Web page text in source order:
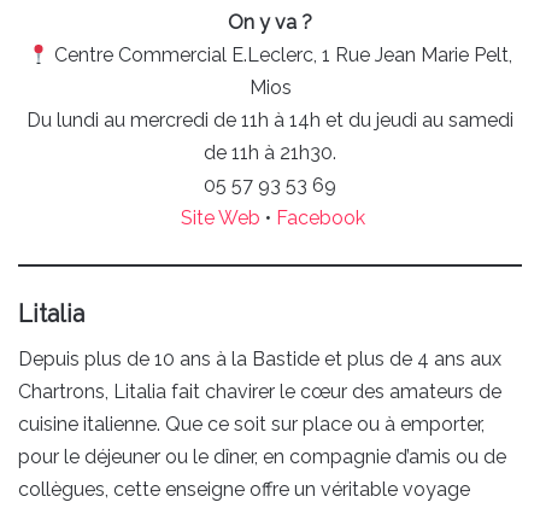
On y va ?
Centre Commercial E.Leclerc, 1 Rue Jean Marie Pelt,
Mios
Du lundi au mercredi de 11h à 14h et du jeudi au samedi
de 11h à 21h30.
05 57 93 53 69
Site Web • Facebook
Litalia
Depuis plus de 10 ans à la Bastide et plus de 4 ans aux
Chartrons, Litalia fait chavirer le cœur des amateurs de
cuisine italienne. Que ce soit sur place ou à emporter,
pour le déjeuner ou le dîner, en compagnie d’amis ou de
collègues, cette enseigne offre un véritable voyage